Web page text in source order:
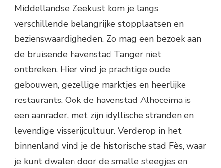
Middellandse Zeekust kom je langs
verschillende belangrijke stopplaatsen en
bezienswaardigheden. Zo mag een bezoek aan
de bruisende havenstad Tanger niet
ontbreken. Hier vind je prachtige oude
gebouwen, gezellige marktjes en heerlijke
restaurants. Ook de havenstad Alhoceima is
een aanrader, met zijn idyllische stranden en
levendige visserijcultuur. Verderop in het
binnenland vind je de historische stad Fès, waar
je kunt dwalen door de smalle steegjes en